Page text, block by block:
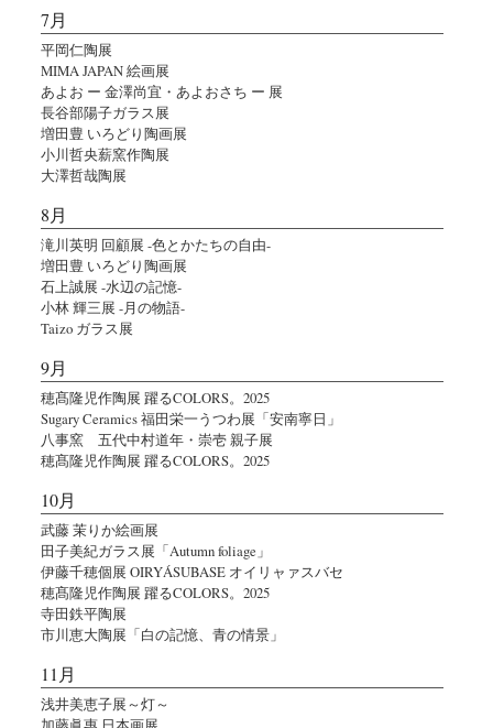
7月
平岡仁陶展
MIMA JAPAN 絵画展
あよお ー 金澤尚宜・あよおさち ー 展
長谷部陽子ガラス展
増田豊 いろどり陶画展
小川哲央薪窯作陶展
大澤哲哉陶展
8月
滝川英明 回顧展 -色とかたちの自由-
増田豊 いろどり陶画展
石上誠展 -水辺の記憶-
小林 輝三展 -月の物語-
Taizo ガラス展
9月
穂髙隆児作陶展 躍るCOLORS。2025
Sugary Ceramics 福田栄一うつわ展「安南寧日」
八事窯 五代中村道年・崇壱 親子展
穂髙隆児作陶展 躍るCOLORS。2025
10月
武藤 茉りか絵画展
田子美紀ガラス展「Autumn foliage」
伊藤千穂個展 OIRYÁSUBASE オイリャァスバセ
穂髙隆児作陶展 躍るCOLORS。2025
寺田鉄平陶展
市川恵大陶展「白の記憶、青の情景」
11月
浅井美恵子展～灯～